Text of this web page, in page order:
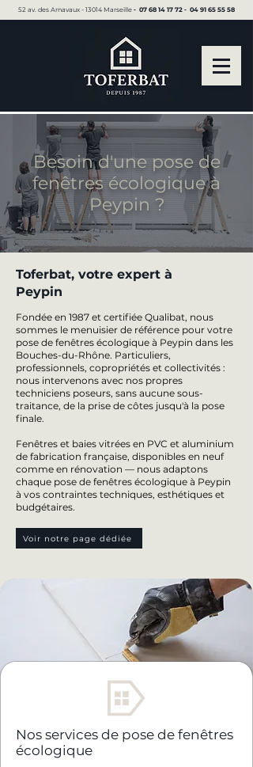
52 av. des Arnavaux - 13014 Marseille ▪︎ 07 68 14 17 72 ▪︎ 04 91 65 55 58
Besoin d'une pose de
fenêtres écologique à
Peypin ?
Toferbat, votre expert à
Peypin
Fondée en 1987 et certifiée Qualibat, nous
sommes le menuisier de référence pour votre
pose de fenêtres écologique à Peypin dans les
Bouches-du-Rhône. Particuliers,
professionnels, copropriétés et collectivités :
nous intervenons avec nos propres
techniciens poseurs, sans aucune sous-
traitance, de la prise de côtes jusqu'à la pose
finale.
Fenêtres et baies vitrées en PVC et aluminium
de fabrication française, disponibles en neuf
comme en rénovation — nous adaptons
chaque pose de fenêtres écologique à Peypin
à vos contraintes techniques, esthétiques et
budgétaires.
Voir notre page dédiée
Nos services de pose de fenêtres
écologique